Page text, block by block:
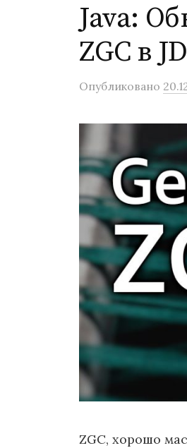
Java:
ZGC в
Опубликовано
ZGC, хорошо